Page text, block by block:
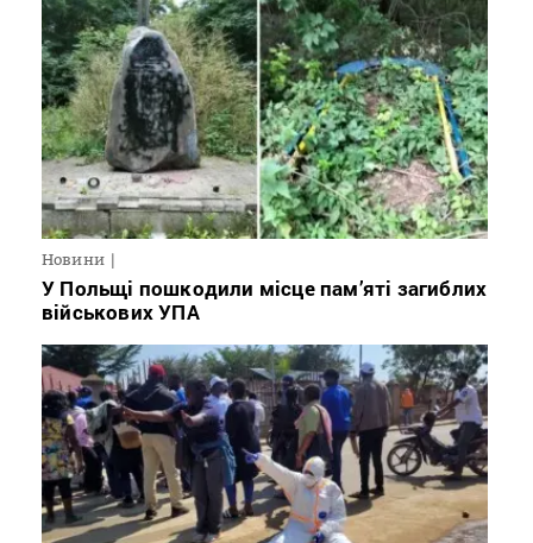
Новини
У Польщі пошкодили місце пам’яті загиблих
військових УПА